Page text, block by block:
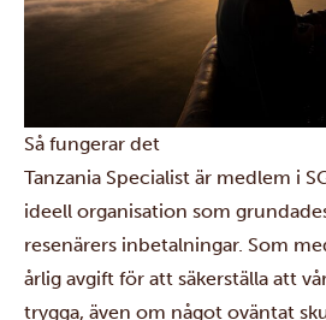
Så fungerar det
Tanzania Specialist är medlem i
ideell organisation som
resenärers inbetalningar. Som
årlig avgift för att säkerställa att
trygga, även om något oväntat